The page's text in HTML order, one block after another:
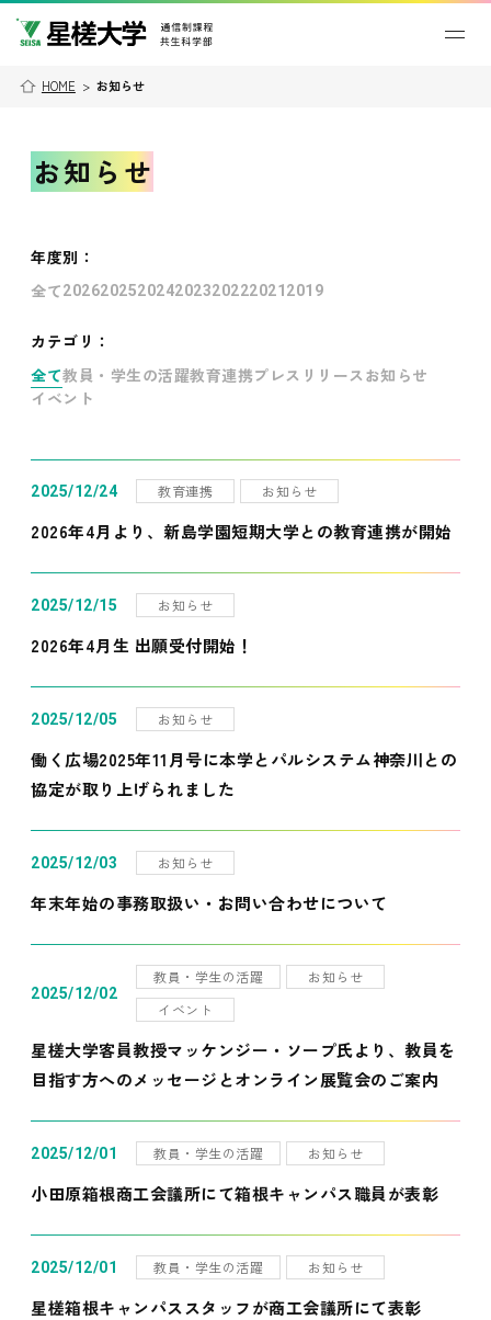
HOME > お知らせ
お知らせ
年度別 ：
全て202620252024202320222021 2019
カテゴリ：
全て教員・学生の活躍教育連携プレスリリース お知らせ
イベント
2025/12/24 教育連携 お知らせ
2026年4月より、新島学園短期大学との教育連携が開始
2025/12/15 お知らせ
2026年4月生 出願受付開始！
2025/12/05 お知らせ
働く広場2025年11月号に本学とパルシステム神奈川との
協定が取り上げられました
2025/12/03 お知らせ
年末年始の事務取扱い・お問い合わせについて
2025/12/02
教員・学生の活躍
お知らせ
イベント
星槎大学客員教授マッケンジー・ソープ氏より、教員を
目指す方へのメッセージとオンライン展覧会のご案内
2025/12/01 教員・学生の活躍 お知らせ
小田原箱根商工会議所にて箱根キャンパス職員が表彰
2025/12/01 教員・学生の活躍 お知らせ
星槎箱根キャンパススタッフが商工会議所にて表彰